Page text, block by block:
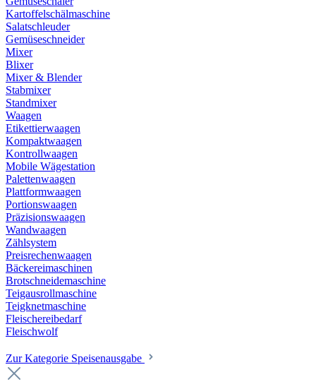
Kartoffelschälmaschine
Salatschleuder
Gemüseschneider
Mixer
Blixer
Mixer & Blender
Stabmixer
Standmixer
Waagen
Etikettierwaagen
Kompaktwaagen
Kontrollwaagen
Mobile Wägestation
Palettenwaagen
Plattformwaagen
Portionswaagen
Präzisionswaagen
Wandwaagen
Zählsystem
Preisrechenwaagen
Bäckereimaschinen
Brotschneidemaschine
Teigausrollmaschine
Teigknetmaschine
Fleischereibedarf
Fleischwolf
Zur Kategorie Speisenausgabe